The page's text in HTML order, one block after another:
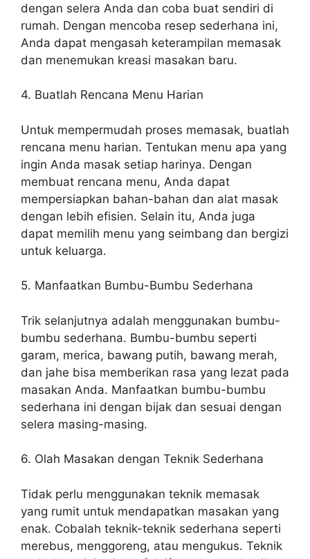
dengan selera Anda dan coba buat sendiri di
rumah. Dengan mencoba resep sederhana ini,
Anda dapat mengasah keterampilan memasak
dan menemukan kreasi masakan baru.
4. Buatlah Rencana Menu Harian
Untuk mempermudah proses memasak, buatlah
rencana menu harian. Tentukan menu apa yang
ingin Anda masak setiap harinya. Dengan
membuat rencana menu, Anda dapat
mempersiapkan bahan-bahan dan alat masak
dengan lebih efisien. Selain itu, Anda juga
dapat memilih menu yang seimbang dan bergizi
untuk keluarga.
5. Manfaatkan Bumbu-Bumbu Sederhana
Trik selanjutnya adalah menggunakan bumbu-
bumbu sederhana. Bumbu-bumbu seperti
garam, merica, bawang putih, bawang merah,
dan jahe bisa memberikan rasa yang lezat pada
masakan Anda. Manfaatkan bumbu-bumbu
sederhana ini dengan bijak dan sesuai dengan
selera masing-masing.
6. Olah Masakan dengan Teknik Sederhana
Tidak perlu menggunakan teknik memasak
yang rumit untuk mendapatkan masakan yang
enak. Cobalah teknik-teknik sederhana seperti
merebus, menggoreng, atau mengukus. Teknik